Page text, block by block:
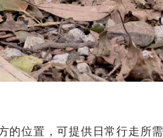
的位置，可提供日常行走所需